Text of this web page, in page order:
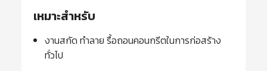
เหมาะสำหรับ
งานสกัด ทำลาย รื้อถอนคอนกรีตในการก่อสร้าง
ทั่วไป